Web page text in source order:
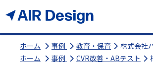
ホーム 事例 教育・保育
株式会社
ホーム
事例 CVR改善・ABテスト